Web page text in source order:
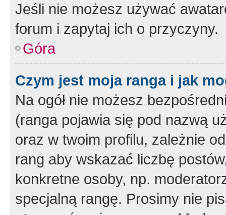
Jeśli nie możesz używać
forum i zapytaj ich o przyczyny.
Góra
Czym jest moja ranga i jak
Na ogół nie możesz
(ranga pojawia się pod nazwą
oraz w twoim profilu, zależnie
rang aby wskazać liczbę
konkretne osoby, np.
specjalną rangę. Prosimy nie